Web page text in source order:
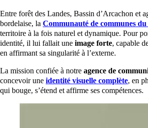
Entre forêt des Landes, Bassin d’Arcachon et
bordelaise, la Communauté de communes
territoire à la fois naturel et dynamique. Pour
identité, il lui fallait une image forte, capable
en affirmant sa singularité à l’externe.
La mission confiée à notre agence de
concevoir une identité visuelle complète, en
qui bouge, s’étend et affirme ses compétences.